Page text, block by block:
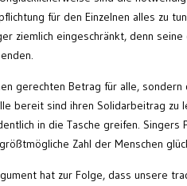
für den Einzelnen alles zu
ziemlich eingeschränkt, denn
gerechten Betrag für alle,
bereit sind ihren Solidarbeitrag zu
in die Tasche greifen.
Zahl der Menschen
hat zur Folge, dass unsere